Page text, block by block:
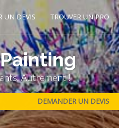
UN DEVIS TROUVER UN PRO
Autrement !